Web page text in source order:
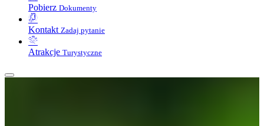
Pobierz Dokumenty
Kontakt Zadaj pytanie
Atrakcje Turystyczne